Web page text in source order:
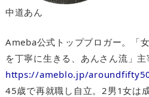
中道あん
Ameba公式トップブロガー。「
を丁寧に生きる、あんさん流」主
https://ameblo.jp/
45歳で再就職し自立。2男1女は